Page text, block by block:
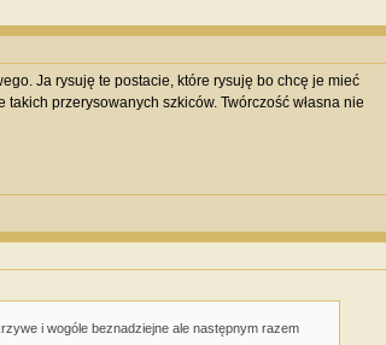
Ja rysuję te postacie, które rysuję bo chcę je mieć
przerysowanych szkiców. Twórczość własna nie
i wogóle beznadziejne ale następnym razem